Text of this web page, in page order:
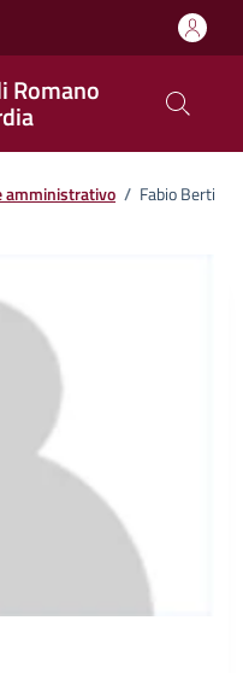
Romano
amministrativo / Fabio Berti